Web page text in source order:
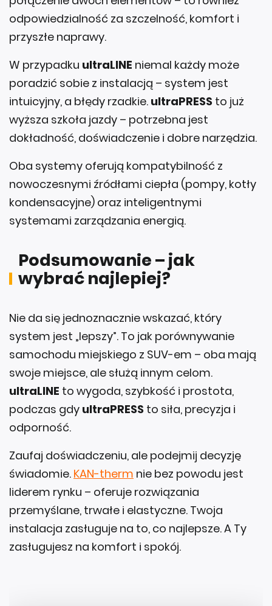
przyszłe naprawy.
W przypadku ultraLINE
poradzić sobie z instalacją – system jest
intuicyjny, a błędy rzadkie.ultraPRESSto już
wyższa szkoła jazdy – potrzebna jest
dokładność, doświadczenie i dobre narzędzia.
Oba systemy oferują kompatybilność z
nowoczesnymi źródłami ciepła (pompy, kotły
kondensacyjne) oraz inteligentnymi
systemami zarządzania energią.
wybrać najlepiej?
system jest „lepszy”. To jak porównywanie
samochodu miejskiego z SUV-em – oba mają
swoje miejsce, ale służą innym celom.
ultraLINEto wygoda, szybkość i prostota,
podczas gdyultraPRESSto siła, precyzja i
odporność.
Zaufaj doświadczeniu, ale podejmij decyzję
świadomie.KAN-thermnie bez powodu jest
liderem rynku – oferuje rozwiązania
przemyślane, trwałe i elastyczne. Twoja
instalacja zasługuje na to, co najlepsze. A Ty
zasługujesz na komfort i spokój.